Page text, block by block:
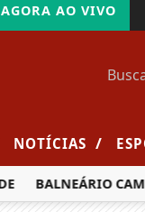
AGORA AO VIVO
NOTÍCIAS /
BALNEÁRIO